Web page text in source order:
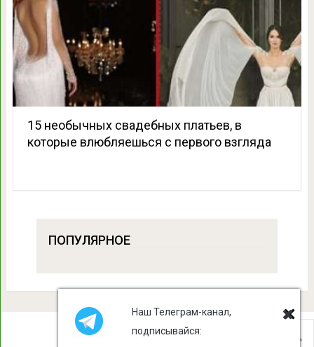
15 необычных свадебных платьев, в
которые влюбляешься с первого взгляда
ПОПУЛЯРНОЕ
Наш Телеграм-канал,
подписывайся: